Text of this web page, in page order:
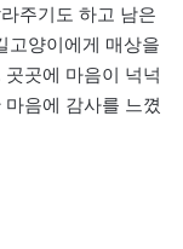
주기도 하고 남은
고양이에게 매상을
곳에 마음이 넉넉
음에 감사를 느꼈